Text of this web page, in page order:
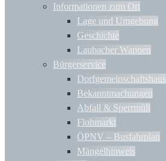
Informationen zum Ort
Lage und Umgebung
Geschichte
Laubacher Wappen
Bürgerservice
Dorfgemeinschaftshaus
Bekanntmachungen
Abfall & Sperrmüll
Flohmarkt
ÖPNV – Busfahrplan
Mängelhinweis